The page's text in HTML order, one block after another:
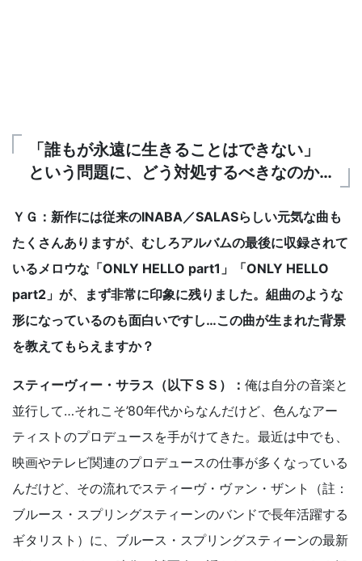
「誰もが永遠に生きることはできない」
という問題に、どう対処するべきなのか…
ＹＧ：新作には従来のINABA／SALASらしい元気な曲も
たくさんありますが、むしろアルバムの最後に収録されて
いるメロウな「ONLY HELLO part1」「ONLY HELLO
part2」が、まず非常に印象に残りました。組曲のような
形になっているのも面白いですし…この曲が生まれた背景
を教えてもらえますか？
スティーヴィー・サラス（以下ＳＳ）： 俺は自分の音楽と
並行して…それこそ’80年代からなんだけど、色んなアー
ティストのプロデュースを手がけてきた。最近は中でも、
映画やテレビ関連のプロデュースの仕事が多くなっている
んだけど、その流れでスティーヴ・ヴァン・ザント（註：
ブルース・スプリングスティーンのバンドで長年活躍する
ギタリスト）に、ブルース・スプリングスティーンの最新